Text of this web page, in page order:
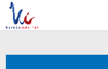
Skip
content